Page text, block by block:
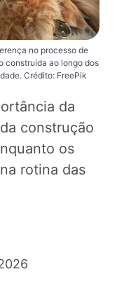
no processo de
construída ao longo dos
Crédito: FreePik
da
construção
os
rotina das